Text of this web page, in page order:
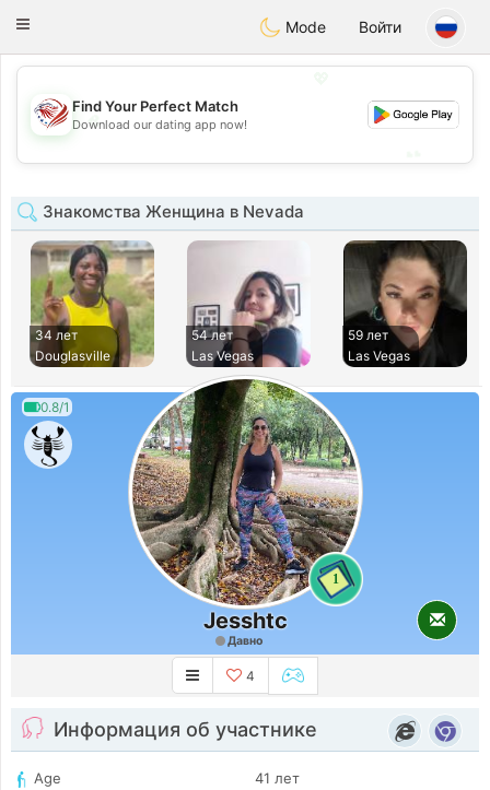
Dating
Toggle
Mode Войти
💖
💕
Find Your Perfect Match
Download our dating app now!
Знакомства Женщина в Nevada
34 лет
Douglasville
54 лет
Las Vegas
59 лет
Las Vegas
0.8/1
1
Jesshtc
Давно
4
Информация об участнике
Age
41 лет